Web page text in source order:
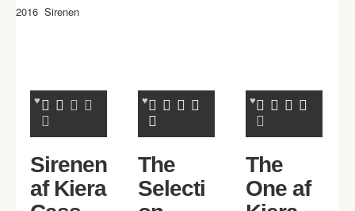
2016 Sirenen
Sirenen
af Kiera
The
Selecti
The
One af